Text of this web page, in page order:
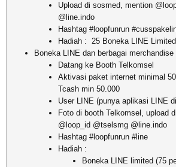
Upload di sosmed, mention
@line.indo
Hashtag #loopfunrun
Hadiah : 25 Boneka LINE
Boneka LINE dan berbagai merchandise
Datang ke Booth Telkomsel
Aktivasi paket internet minimal
Tcash min 50.000
User LINE (punya aplikasi LINE
Foto di booth Telkomsel, upload
@loop_id @tselsmg @line.indo
Hashtag #loopfunrun #line
Hadiah :
Boneka LINE limited (75